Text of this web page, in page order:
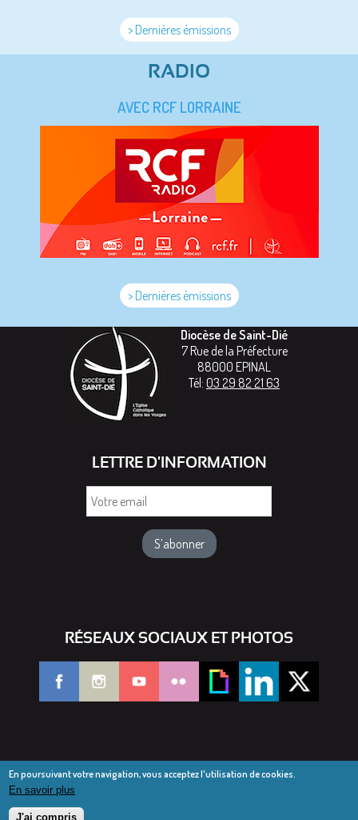
> Dernières émissions
RADIO
AVEC RCF LORRAINE
> Dernières émissions
Diocèse de Saint-Dié
7 Rue de la Préfecture
88000 EPINAL
Tél: 03 29 82 21 63
LETTRE D'INFORMATION
RÉSEAUX SOCIAUX ET PHOTOS
© Diocèse de Saint-Dié 2016-2025
En poursuivant votre navigation, vous acceptez l'utilisation de cookies.
En savoir plus
J'ai compris